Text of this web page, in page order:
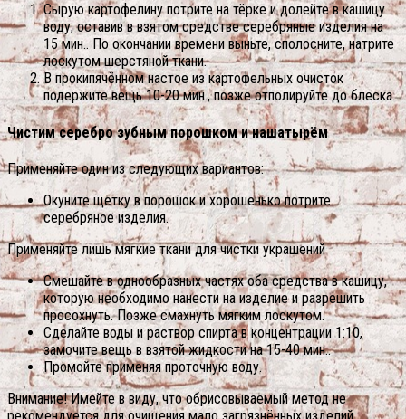
Сырую картофелину потрите на тёрке и долейте в кашицу
воду, оставив в взятом средстве серебряные изделия на
15 мин.. По окончании времени выньте, сполосните, натрите
лоскутом шерстяной ткани.
В прокипячённом настое из картофельных очисток
подержите вещь 10-20 мин., позже отполируйте до блеска.
Чистим серебро зубным порошком и нашатырём
Применяйте один из следующих вариантов:
Окуните щётку в порошок и хорошенько потрите
серебряное изделия.
Применяйте лишь мягкие ткани для чистки украшений
Смешайте в однообразных частях оба средства в кашицу,
которую необходимо нанести на изделие и разрешить
просохнуть. Позже смахнуть мягким лоскутом.
Сделайте воды и раствор спирта в концентрации 1:10,
замочите вещь в взятой жидкости на 15-40 мин..
Промойте применяя проточную воду.
Внимание! Имейте в виду, что обрисовываемый метод не